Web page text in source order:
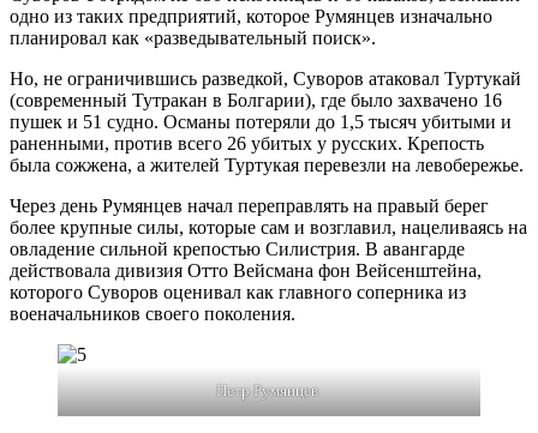
одно из таких предприятий, которое Румянцев изначально
планировал как «разведывательный поиск».
Но, не ограничившись разведкой, Суворов атаковал Туртукай
(современный Тутракан в Болгарии), где было захвачено 16
пушек и 51 судно. Османы потеряли до 1,5 тысяч убитыми и
раненными, против всего 26 убитых у русских. Крепость
была сожжена, а жителей Туртукая перевезли на левобережье.
Через день Румянцев начал переправлять на правый берег
более крупные силы, которые сам и возглавил, нацеливаясь на
овладение сильной крепостью Силистрия. В авангарде
действовала дивизия Отто Вейсмана фон Вейсенштейна,
которого Суворов оценивал как главного соперника из
военачальников своего поколения.
Петр Румянцев